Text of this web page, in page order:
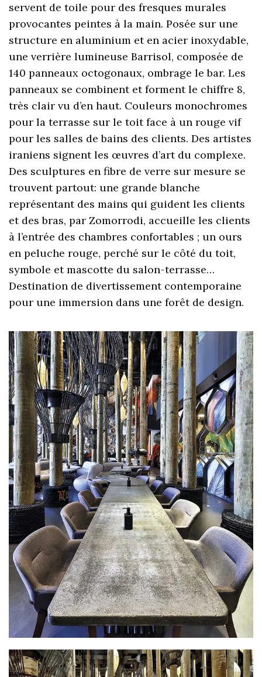
servent de toile pour des fresques murales
provocantes peintes à la main. Posée sur une
structure en aluminium et en acier inoxydable,
une verrière lumineuse Barrisol, composée de
140 panneaux octogonaux, ombrage le bar. Les
panneaux se combinent et forment le chiffre 8,
très clair vu d’en haut. Couleurs monochromes
pour la terrasse sur le toit face à un rouge vif
pour les salles de bains des clients. Des artistes
iraniens signent les œuvres d’art du complexe.
Des sculptures en fibre de verre sur mesure se
trouvent partout: une grande blanche
représentant des mains qui guident les clients
et des bras, par Zomorrodi, accueille les clients
à l’entrée des chambres confortables ; un ours
en peluche rouge, perché sur le côté du toit,
symbole et mascotte du salon-terrasse…
Destination de divertissement contemporaine
pour une immersion dans une forêt de design.